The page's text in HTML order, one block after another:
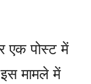
एक पोस्ट में
इस मामले में